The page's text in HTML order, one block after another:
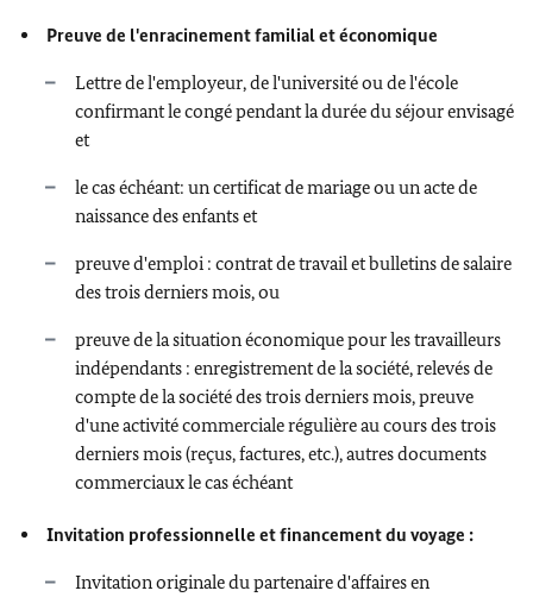
Preuve de l'enracinement familial et économique
Lettre de l'employeur, de l'université ou de l'école
confirmant le congé pendant la durée du séjour envisagé
et
le cas échéant: un certificat de mariage ou un acte de
naissance des enfants et
preuve d'emploi : contrat de travail et bulletins de salaire
des trois derniers mois, ou
preuve de la situation économique pour les travailleurs
indépendants : enregistrement de la société, relevés de
compte de la société des trois derniers mois, preuve
d'une activité commerciale régulière au cours des trois
derniers mois (reçus, factures, etc.), autres documents
commerciaux le cas échéant
Invitation professionnelle et financement du voyage :
Invitation originale du partenaire d'affaires en